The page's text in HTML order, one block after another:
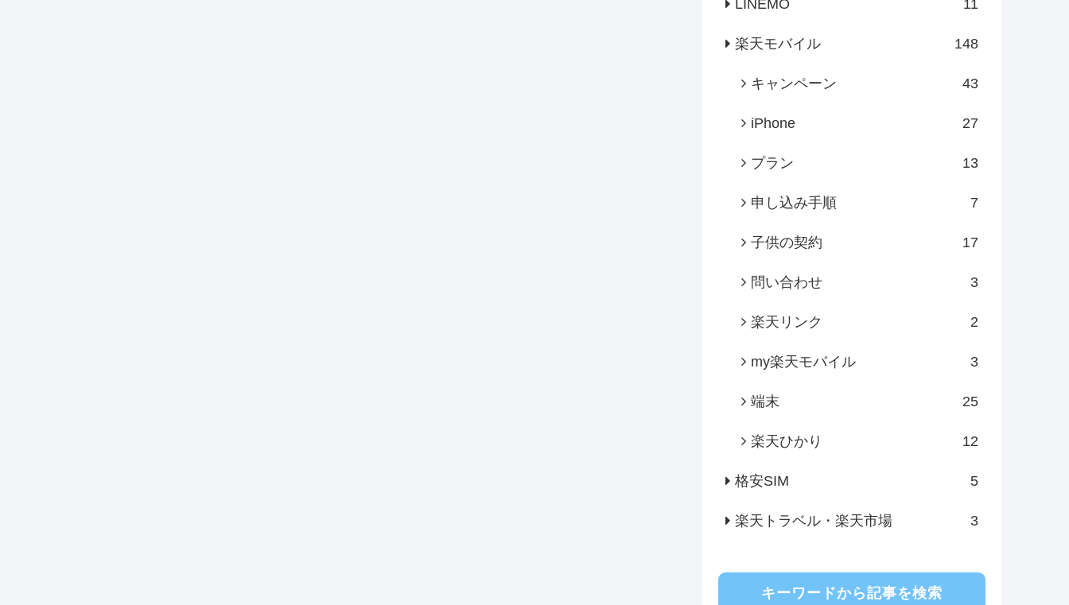
LINEMO 11
楽天モバイル 148
キャンペーン 43
iPhone 27
プラン 13
申し込み手順 7
子供の契約 17
問い合わせ 3
楽天リンク 2
my楽天モバイル 3
端末 25
楽天ひかり 12
格安SIM 5
楽天トラベル・楽天市場 3
キーワードから記事を検索